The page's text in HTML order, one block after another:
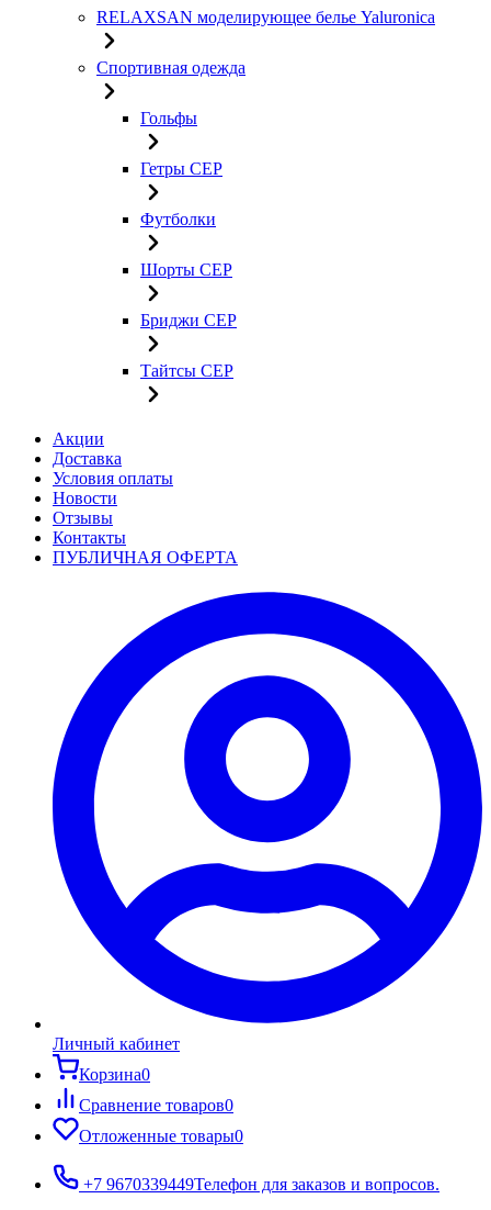
RELAXSAN моделирующее белье Yaluroniсa
Спортивная одежда
Гольфы
Гетры CEP
Футболки
Шорты CEP
Бриджи CEP
Тайтсы CEP
Акции
Доставка
Условия оплаты
Новости
Отзывы
Контакты
ПУБЛИЧНАЯ ОФЕРТА
Личный кабинет
Корзина0
Сравнение товаров0
Отложенные товары0
+7 9670339449Телефон для заказов и вопросов.